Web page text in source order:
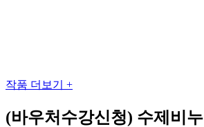
작품 더보기 +
(바우처수강신청) 수제비누